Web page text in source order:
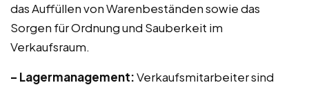
das Auffüllen von Warenbeständen sowie das
Sorgen für Ordnung und Sauberkeit im
Verkaufsraum.
– Lagermanagement:Verkaufsmitarbeiter sind